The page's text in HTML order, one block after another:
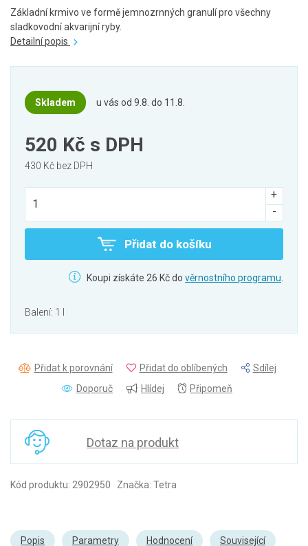
Základní krmivo ve formě jemnozrnných granulí pro všechny
sladkovodní akvarijní ryby.
Detailní popis
Skladem u vás od 9.8. do 11.8.
520 Kč s DPH
430 Kč bez DPH
Přidat do košíku
Koupi získáte 26 Kč do věrnostního programu
Balení: 1 l
Přidat k porovnání Přidat do oblíbených
Sdílej
Doporuč
Hlídej Připomeň
Dotaz na produkt
Kód produktu: 2902950 Značka: Tetra
Popis Parametry Hodnocení Související